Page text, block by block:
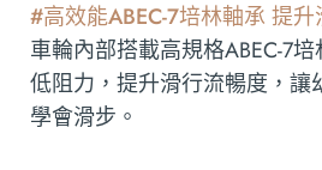
#高效能ABEC-7培林軸承 提
車輪內部搭載高規格ABEC-7
低阻力，提升滑行流暢度，讓
學會滑步。